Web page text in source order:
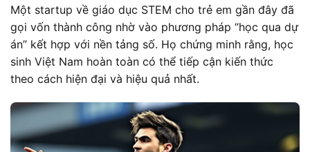
Một startup về giáo dục STEM cho trẻ em gần đây đã
gọi vốn thành công nhờ vào phương pháp “học qua dự
án” kết hợp với nền tảng số. Họ chứng minh rằng, học
sinh Việt Nam hoàn toàn có thể tiếp cận kiến thức
theo cách hiện đại và hiệu quả nhất.